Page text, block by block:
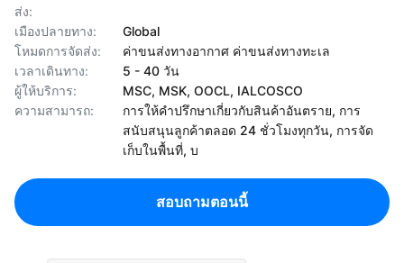
ส่ง:
เมืองปลายทาง:
Global
โหมดการจัดส่ง:
ค่าขนส่งทางอากาศ ค่าขนส่งทางทะเล
เวลาเดินทาง:
5 - 40 วัน
ผู้ให้บริการ:
MSC, MSK, OOCL, IALCOSCO
ความสามารถ:
การให้คำปรึกษาเกี่ยวกับสินค้าอันตราย, การ
สนับสนุนลูกค้าตลอด 24 ชั่วโมงทุกวัน, การจัด
เก็บในพื้นที่, บ
สอบถามตอนนี้